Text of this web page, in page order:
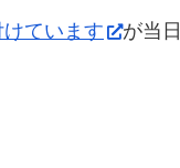
ています
が当